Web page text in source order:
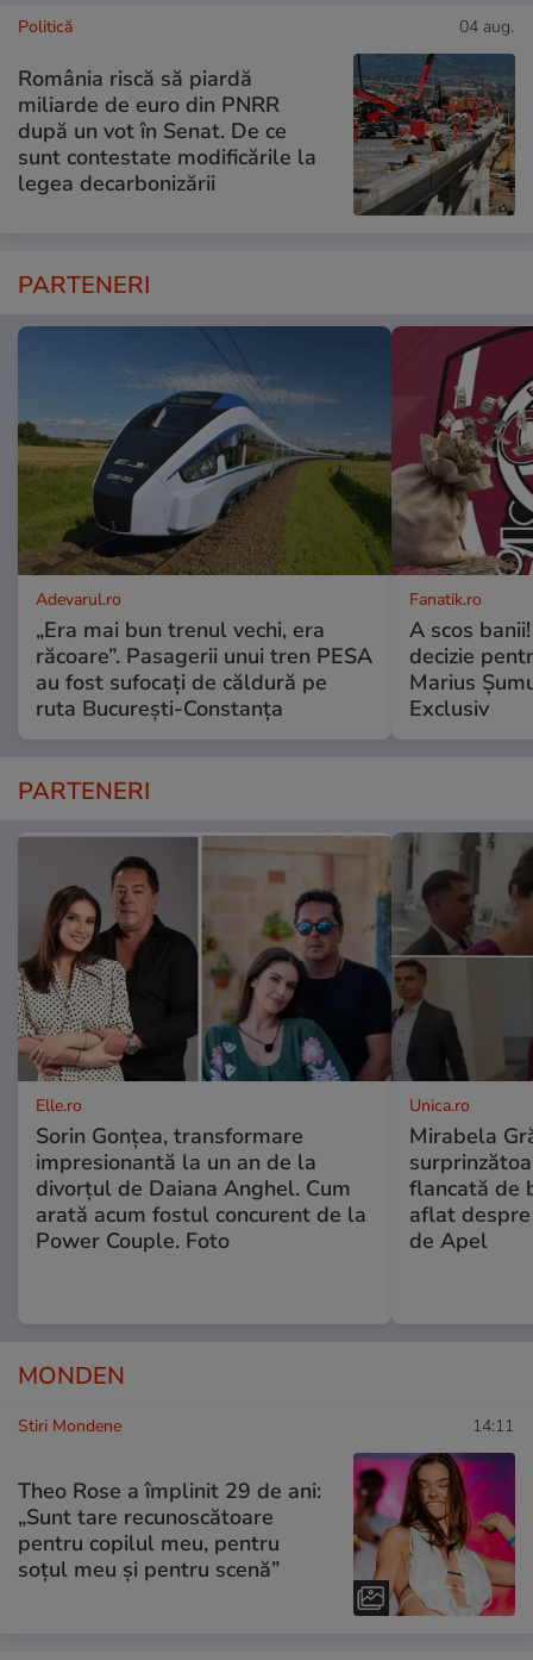
Politică 04 aug.
România riscă să piardă
miliarde de euro din PNRR
după un vot în Senat. De ce
sunt contestate modificările la
legea decarbonizării
PARTENERI
Adevarul.ro
„Era mai bun trenul vechi, era
răcoare”. Pasagerii unui tren PESA
au fost sufocați de căldură pe
ruta București-Constanța
Fanatik.ro
A scos
decizie
Marius
Exclusiv
PARTENERI
Elle.ro
Sorin Gonțea, transformare
impresionantă la un an de la
divorțul de Daiana Anghel. Cum
arată acum fostul concurent de la
Power Couple. Foto
Unica.ro
Mirabela
flancată de
aflat
de Apel
MONDEN
Stiri Mondene 14:11
Theo Rose a împlinit 29 de ani:
„Sunt tare recunoscătoare
pentru copilul meu, pentru
soțul meu și pentru scenă”